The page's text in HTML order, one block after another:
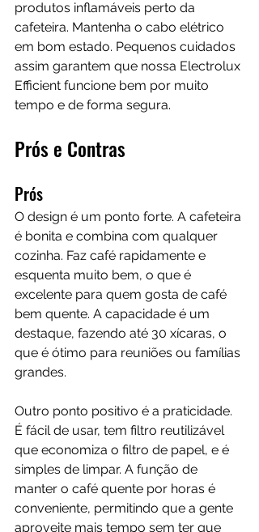
produtos inflamáveis perto da
cafeteira. Mantenha o cabo elétrico
em bom estado. Pequenos cuidados
assim garantem que nossa Electrolux
Efficient funcione bem por muito
tempo e de forma segura.
Prós e Contras
Prós
O design é um ponto forte. A cafeteira
é bonita e combina com qualquer
cozinha. Faz café rapidamente e
esquenta muito bem, o que é
excelente para quem gosta de café
bem quente. A capacidade é um
destaque, fazendo até 30 xícaras, o
que é ótimo para reuniões ou famílias
grandes.
Outro ponto positivo é a praticidade.
É fácil de usar, tem filtro reutilizável
que economiza o filtro de papel, e é
simples de limpar. A função de
manter o café quente por horas é
conveniente, permitindo que a gente
aproveite mais tempo sem ter que